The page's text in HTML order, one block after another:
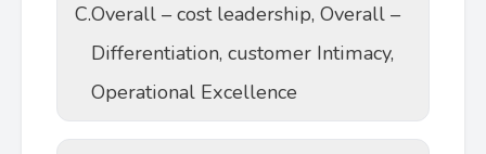
C.Overall – cost leadership, Overall –
Differentiation, customer Intimacy,
Operational Excellence